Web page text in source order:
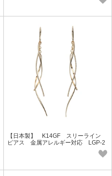
【日本製】 K14GF スリーライン
ピアス 金属アレルギー対応 LGP-2